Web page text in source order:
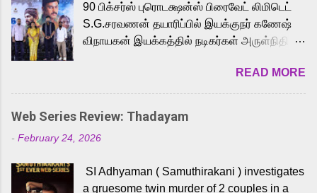
to the iconic superhero He-Man. Known for
memorable songs like “Behene De” from
Raavan, “Oru Maalai” from Ghajini, and
loved for his versatile voice and strong
command over multiple languages, making
him a strong fit for the legendary character.
cinema, voices the menacing Skeletor
across the Tamil, Malayalam, and Telugu
90 பிக்சர்ஸ் புரொடக்ஷன்ஸ் பிரைவேட் லிமிடெட்
S.G.சரவணன் தயாரிப்பில் இயக்குநர் கணேஷ்
விநாயகன் இயக்கத்தில் நடிகர்கள் அருள்நிதி -
முக்கிய வேடத்தில் இணைந்து நடித்திருக்கும்
'அருள்வான்' திரைப்படத்தினை
பத்திரிக்கையாளர் சந்திப்பு சென்னையில்
நடைபெற்றது. இயக்குநர் கணேஷ் விநாயகன்
இயக்கத்தில் உருவாகியுள்ள 'அருள்வான்'
வெங்கட், ரம்யா பாண்டியன், வி டி வி கணேஷ் ,
READ MORE
Web Series Review: Thadayam
- February 24, 2026
SI Adhyaman ( Samuthirakani ) investigates
a gruesome twin murder of 2 couples in a